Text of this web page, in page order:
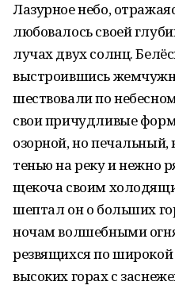
Лазурное небо,
любовалось своей
лучах двух солнц.
выстроившись
шествовали по
свои причудливые
озорной, но печальный,
тенью на реку и нежно
щекоча своим
шептал он о больших
ночам волшебными
резвящихся по
высоких горах с